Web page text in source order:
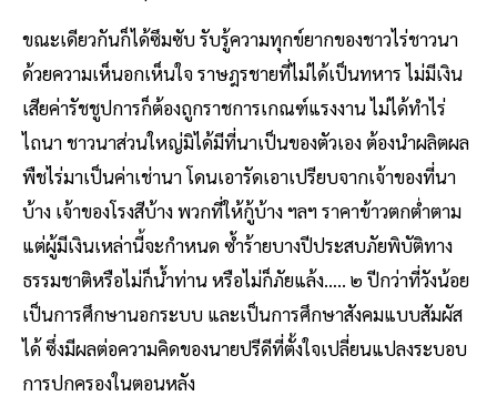
ขณะเดียวกันก็ได้ซึมซับ รับรู้ความทุกข์ยากของชาวไร่ชาวนา
ด้วยความเห็นอกเห็นใจ ราษฎรชายที่ไม่ได้เป็นทหาร ไม่มีเงิน
เสียค่ารัชชูปการก็ต้องถูกราชการเกณฑ์แรงงาน ไม่ได้ทำไร่
ไถนา ชาวนาส่วนใหญ่มิได้มีที่นาเป็นของตัวเอง ต้องนำผลิตผล
พืชไร่มาเป็นค่าเช่านา โดนเอารัดเอาเปรียบจากเจ้าของที่นา
บ้าง เจ้าของโรงสีบ้าง พวกที่ให้กู้บ้าง ฯลฯ ราคาข้าวตกต่ำตาม
แต่ผู้มีเงินเหล่านี้จะกำหนด ซ้ำร้ายบางปีประสบภัยพิบัติทาง
ธรรมชาติหรือไม่ก็น้ำท่าน หรือไม่ก็ภัยแล้ง….. ๒ ปีกว่าที่วังน้อย
เป็นการศึกษานอกระบบ และเป็นการศึกษาสังคมแบบสัมผัส
ได้ ซึ่งมีผลต่อความคิดของนายปรีดีที่ตั้งใจเปลี่ยนแปลงระบอบ
การปกครองในตอนหลัง